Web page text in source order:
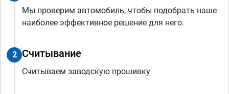
Мы проверим автомобиль, чтобы подобрать наше
наиболее эффективное решение для него.
2 Считывание
Считываем заводскую прошивку